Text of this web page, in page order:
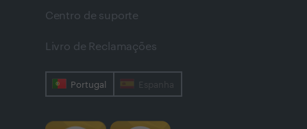
Centro de suporte
Livro de Reclamações
Portugal Espanha